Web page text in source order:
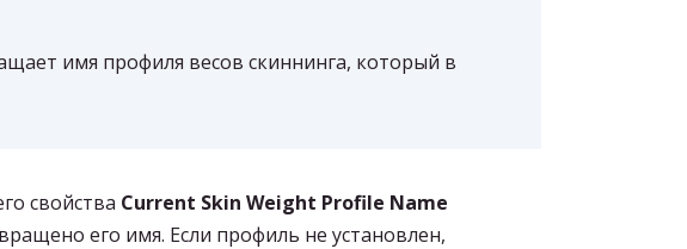
имя профиля весов скиннинга, который в
свойства Current Skin Weight Profile Name
его имя. Если профиль не установлен,